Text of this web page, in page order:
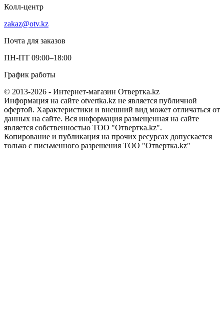
Колл-центр
zakaz@otv.kz
Почта для заказов
ПН-ПТ 09:00–18:00
График работы
© 2013-2026 - Интернет-магазин Отвертка.kz
Информация на сайте otvertka.kz не является публичной
офертой. Характеристики и внешний вид может отличаться от
данных на сайте. Вся информация размещенная на сайте
является собственностью ТОО "Отвертка.kz".
Копирование и публикация на прочих ресурсах допускается
только с письменного разрешения ТОО "Отвертка.kz"